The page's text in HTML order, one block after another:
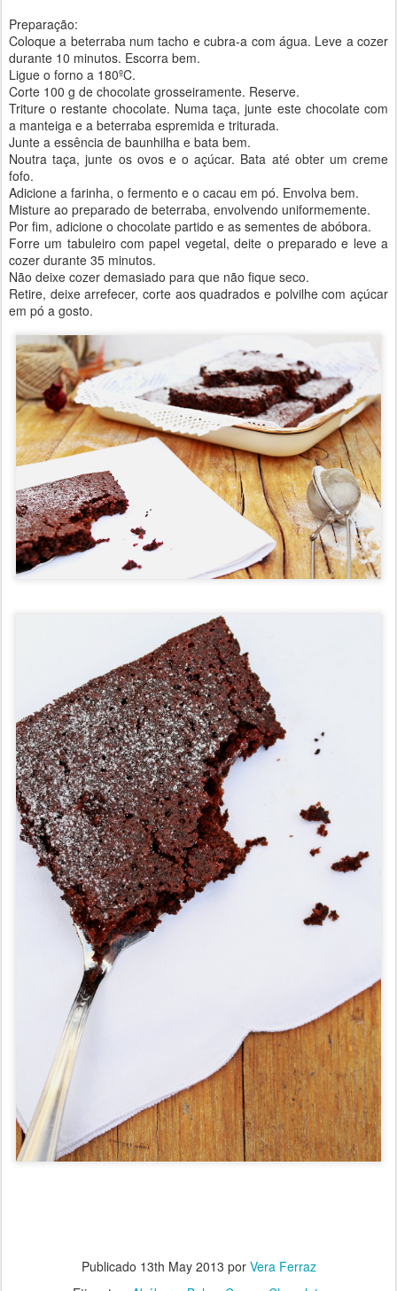
Preparação:
Coloque a beterraba num tacho e cubra-a com água. Leve a cozer
durante 10 minutos. Escorra bem.
Ligue o forno a 180ºC.
Corte 100 g de chocolate grosseiramente. Reserve.
Triture o restante chocolate. Numa taça, junte este chocolate com
a manteiga e a beterraba espremida e triturada.
Junte a essência de baunhilha e bata bem.
Noutra taça, junte os ovos e o açúcar. Bata até obter um creme
fofo.
Adicione a farinha, o fermento e o cacau em pó. Envolva bem.
Misture ao preparado de beterraba, envolvendo uniformemente.
Por fim, adicione o chocolate partido e as sementes de abóbora.
Forre um tabuleiro com papel vegetal, deite o preparado e leve a
cozer durante 35 minutos.
Não deixe cozer demasiado para que não fique seco.
Retire, deixe arrefecer, corte aos quadrados e polvilhe com açúcar
em pó a gosto.
Publicado 13th May 2013 por Vera Ferraz